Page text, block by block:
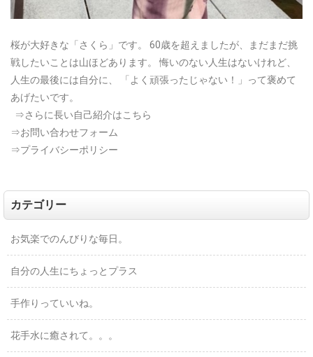
桜が大好きな「さくら」です。
60歳を超えましたが、まだまだ挑
戦したいことは山ほどあります。
悔いのない人生はないけれど、
人生の最後には自分に、
「よく頑張ったじゃない！」って褒めて
あげたいです。
⇒さらに長い自己紹介はこちら
⇒お問い合わせフォーム
⇒プライバシーポリシー
カテゴリー
お気楽でのんびりな毎日。
自分の人生にちょっとプラス
手作りっていいね。
花手水に癒されて。。。